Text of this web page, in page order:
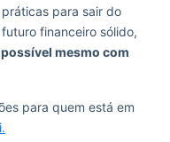
para sair do
financeiro sólido,
mesmo com
para quem está em